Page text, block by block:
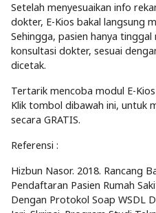
Setelah menyesuaikan info
dokter, E-Kios bakal langsung
Sehingga, pasien hanya
konsultasi dokter, sesuai
dicetak.
Tertarik mencoba modul E-
Klik tombol dibawah ini, untuk
secara GRATIS.
Referensi :
Hizbun Nasor. 2018. Rancang
Pendaftaran Pasien Rumah
Dengan Protokol Soap WSDL